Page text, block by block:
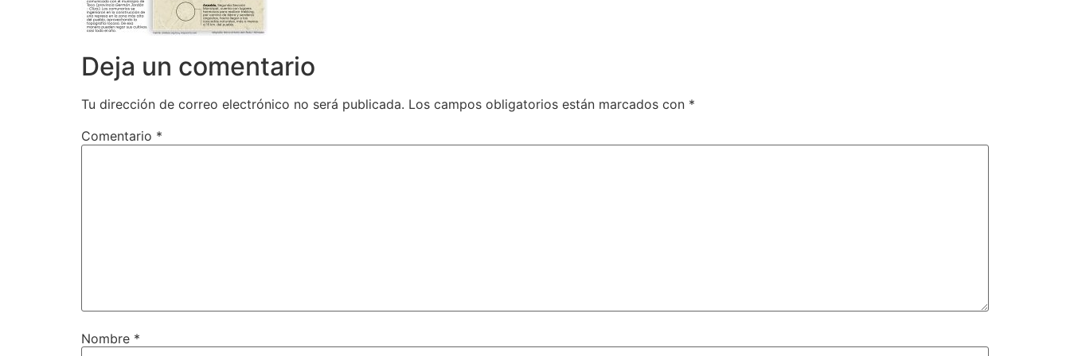
Deja un comentario
Tu dirección de correo electrónico no será publicada. Los campos obligatorios están marcados con *
Comentario *
Nombre *